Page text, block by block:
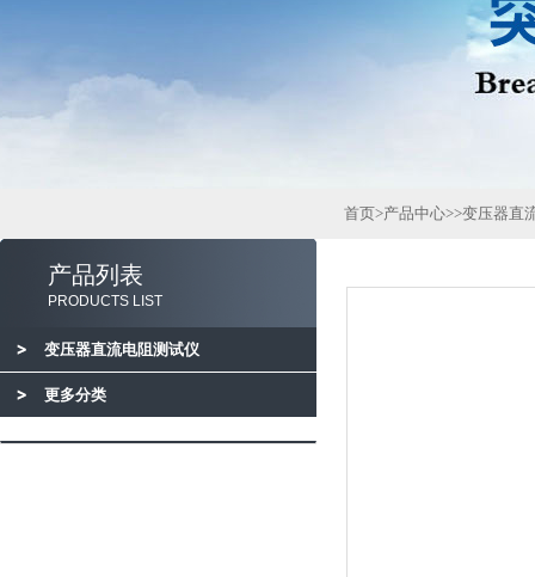
产品列表
PRODUCTS LIST
变压器直流电阻测试仪
更多分类
首页>产品中心>>变压器直